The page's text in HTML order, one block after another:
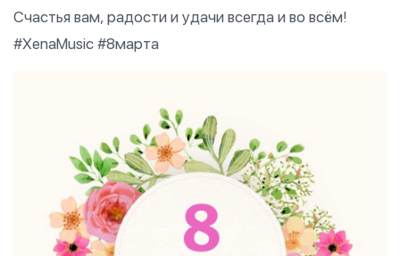
Счастья вам, радости и удачи всегда и во всём!
#XenaMusic #8марта